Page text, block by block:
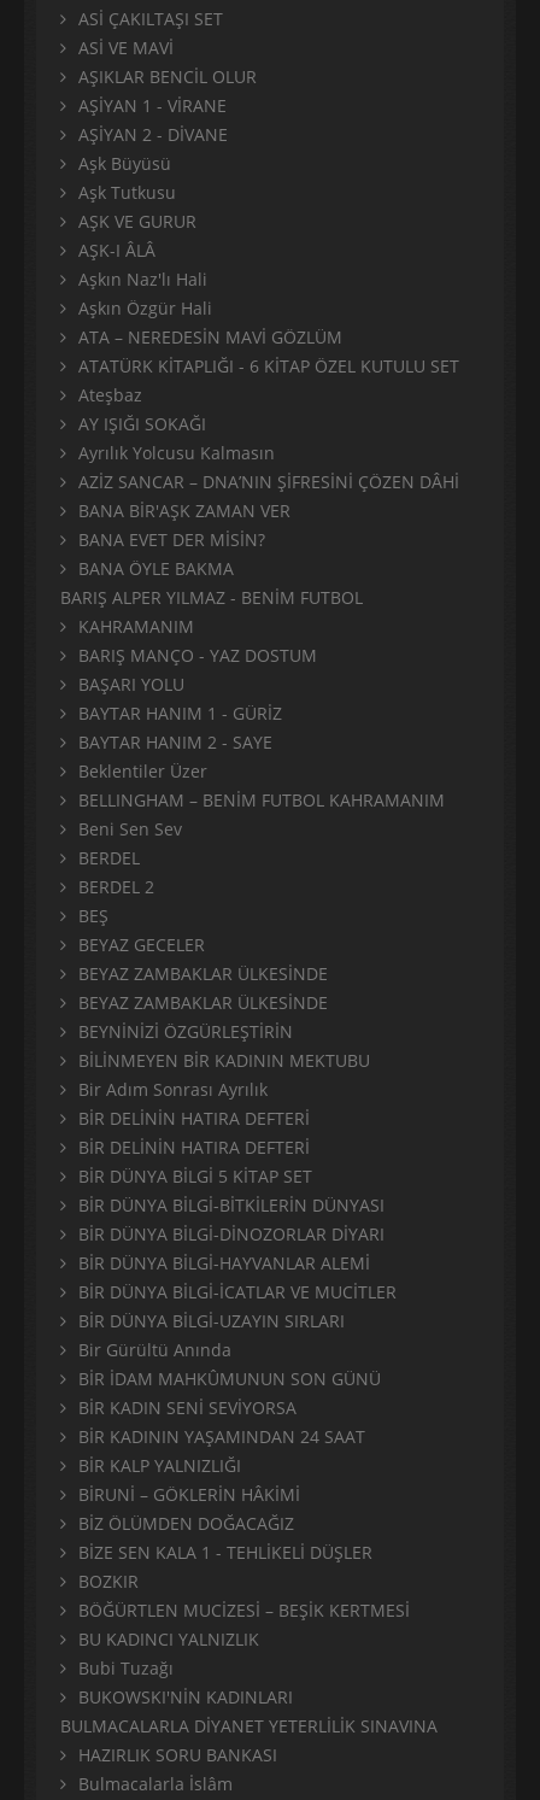
ASİ ÇAKILTAŞI SET
ASİ VE MAVİ
AŞIKLAR BENCİL OLUR
AŞİYAN 1 - VİRANE
AŞİYAN 2 - DİVANE
Aşk Büyüsü
Aşk Tutkusu
AŞK VE GURUR
AŞK-I ÂLÂ
Aşkın Naz'lı Hali
Aşkın Özgür Hali
ATA – NEREDESİN MAVİ GÖZLÜM
ATATÜRK KİTAPLIĞI - 6 KİTAP ÖZEL KUTULU SET
Ateşbaz
AY IŞIĞI SOKAĞI
Ayrılık Yolcusu Kalmasın
AZİZ SANCAR – DNA’NIN ŞİFRESİNİ ÇÖZEN DÂHİ
BANA BİR'AŞK ZAMAN VER
BANA EVET DER MİSİN?
BANA ÖYLE BAKMA
BARIŞ ALPER YILMAZ - BENİM FUTBOL
KAHRAMANIM
BARIŞ MANÇO - YAZ DOSTUM
BAŞARI YOLU
BAYTAR HANIM 1 - GÜRİZ
BAYTAR HANIM 2 - SAYE
Beklentiler Üzer
BELLINGHAM – BENİM FUTBOL KAHRAMANIM
Beni Sen Sev
BERDEL
BERDEL 2
BEŞ
BEYAZ GECELER
BEYAZ ZAMBAKLAR ÜLKESİNDE
BEYAZ ZAMBAKLAR ÜLKESİNDE
BEYNİNİZİ ÖZGÜRLEŞTİRİN
BİLİNMEYEN BİR KADININ MEKTUBU
Bir Adım Sonrası Ayrılık
BİR DELİNİN HATIRA DEFTERİ
BİR DELİNİN HATIRA DEFTERİ
BİR DÜNYA BİLGİ 5 KİTAP SET
BİR DÜNYA BİLGİ-BİTKİLERİN DÜNYASI
BİR DÜNYA BİLGİ-DİNOZORLAR DİYARI
BİR DÜNYA BİLGİ-HAYVANLAR ALEMİ
BİR DÜNYA BİLGİ-İCATLAR VE MUCİTLER
BİR DÜNYA BİLGİ-UZAYIN SIRLARI
Bir Gürültü Anında
BİR İDAM MAHKÛMUNUN SON GÜNÜ
BİR KADIN SENİ SEVİYORSA
BİR KADININ YAŞAMINDAN 24 SAAT
BİR KALP YALNIZLIĞI
BİRUNİ – GÖKLERİN HÂKİMİ
BİZ ÖLÜMDEN DOĞACAĞIZ
BİZE SEN KALA 1 - TEHLİKELİ DÜŞLER
BOZKIR
BÖĞÜRTLEN MUCİZESİ – BEŞİK KERTMESİ
BU KADINCI YALNIZLIK
Bubi Tuzağı
BUKOWSKI'NİN KADINLARI
BULMACALARLA DİYANET YETERLİLİK SINAVINA
HAZIRLIK SORU BANKASI
Bulmacalarla İslâm